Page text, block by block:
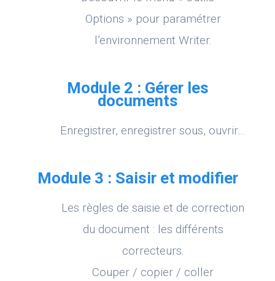
Options » pour paramétrer
l’environnement Writer.
Module 2 : Gérer les
documents
Enregistrer, enregistrer sous, ouvrir…
Module 3 : Saisir et modifier
Les règles de saisie et de correction
du document : les différents
correcteurs.
Couper / copier / coller